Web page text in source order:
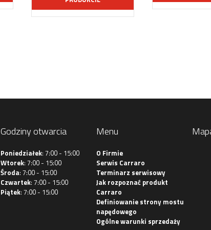
Godziny otwarcia
Poniedziałek: 7:00 - 15:00
Wtorek: 7:00 - 15:00
Środa: 7:00 - 15:00
Czwartek: 7:00 - 15:00
Piątek: 7:00 - 15:00
Menu
O Firmie
Serwis Carraro
Terminarz serwisowy
Jak rozpoznać produkt
Carraro
Definiowanie strony mostu
napędowego
Ogólne warunki sprzedaży